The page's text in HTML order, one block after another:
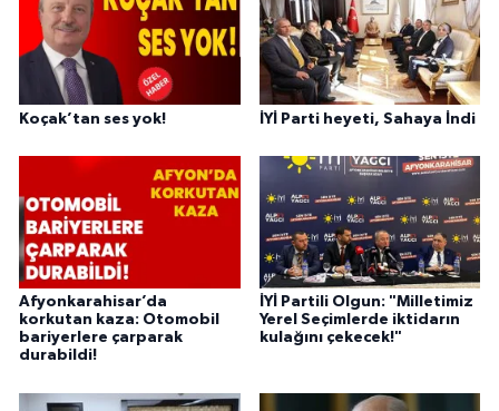
Koçak’tan ses yok! İYİ Parti heyeti, Sahaya İndi
Afyonkarahisar’da
korkutan kaza: Otomobil
bariyerlere çarparak
durabildi!
İYİ Partili Olgun: "Milletimiz
Yerel Seçimlerde iktidarın
kulağını çekecek!"